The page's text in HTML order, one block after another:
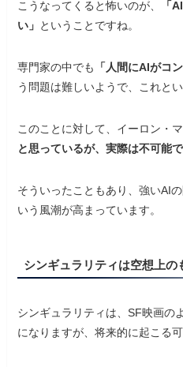
こうなってくると怖いのが、
「
い」 ということですね。
専門家の中でも 「人間にAIがコ
う問題は難しいようで、これと
このことに対して、イーロン・
と思っているが、実際は不可能で
そういったこともあり、強いAI
いう風潮が高まっています。
シンギュラリティは空想上の
シンギュラリティは、SF映画の
になりますが、将来的に起こる